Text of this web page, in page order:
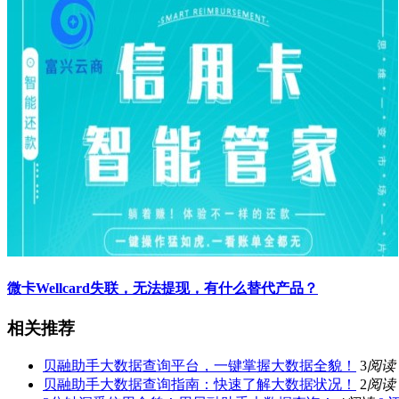
微卡Wellcard失联，无法提现，有什么替代产品？
相关推荐
贝融助手大数据查询平台，一键掌握大数据全貌！ 3阅读
贝融助手大数据查询指南：快速了解大数据状况！
2阅读